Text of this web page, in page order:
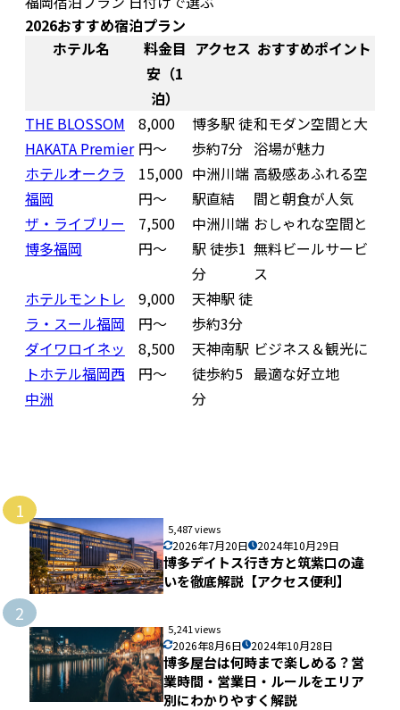
2026おすすめ宿泊プラン
ホテル名
料金目
安（1
泊）
アクセス おすすめポイント
THE BLOSSOM
HAKATA Premier
8,000
円〜
博多駅 徒
歩約7分
和モダン空間と大
浴場が魅力
ホテルオークラ
福岡
15,000
円〜
中洲川端
駅直結
高級感あふれる空
間と朝食が人気
ザ・ライブリー
博多福岡
7,500
円〜
中洲川端
駅 徒歩1
分
おしゃれな空間と
無料ビールサービ
ス
ホテルモントレ
ラ・スール福岡
9,000
円〜
天神駅 徒
歩約3分
ダイワロイネッ
トホテル福岡西
中洲
8,500
円〜
天神南駅
徒歩約5
分
ビジネス＆観光に
最適な好立地
1
5,487 views
2026年7月20日 2024年10月29日
博多デイトス行き方と筑紫口の違
いを徹底解説【アクセス便利】
2
5,241 views
2026年8月6日 2024年10月28日
博多屋台は何時まで楽しめる？営
業時間・営業日・ルールをエリア
別にわかりやすく解説